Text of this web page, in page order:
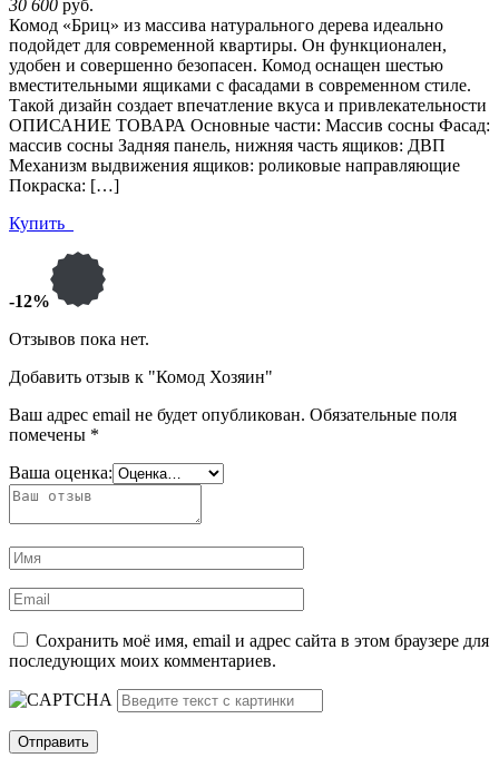
30 600 руб.
Комод «Бриц» из массива натурального дерева идеально
подойдет для современной квартиры. Он функционален,
удобен и совершенно безопасен. Комод оснащен шестью
вместительными ящиками с фасадами в современном стиле.
Такой дизайн создает впечатление вкуса и привлекательности
ОПИСАНИЕ ТОВАРА Основные части: Массив сосны Фасад:
массив сосны Задняя панель, нижняя часть ящиков: ДВП
Механизм выдвижения ящиков: роликовые направляющие
Покраска: […]
Купить
-12%
Отзывов пока нет.
Добавить отзыв к "Комод Хозяин"
Ваш адрес email не будет опубликован. Обязательные поля
помечены *
Ваша оценка:
Сохранить моё имя, email и адрес сайта в этом браузере для
последующих моих комментариев.